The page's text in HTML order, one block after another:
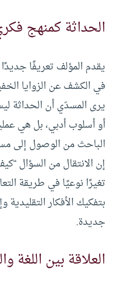
الحداثة كمنهج
يقدم المؤلف تعريفًا
في الكشف عن الزوايا
يرى المسدّي أن الحداثة
أو أسلوب أدبي، بل هي
الباحث من الوصول إلى
إن الانتقال من السؤال
تغيرًا نوعيًا في طريقة
بتفكيك الأفكار التقليدية
جديدة.
العلاقة بين اللغة